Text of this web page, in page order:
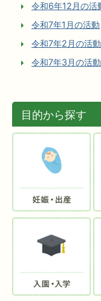
令和6年12月の活
令和7年1月の活動
令和7年2月の活動
令和7年3月の活動
目的から探す